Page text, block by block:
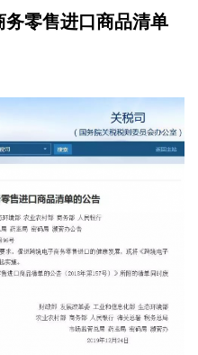
零售进口商品清单